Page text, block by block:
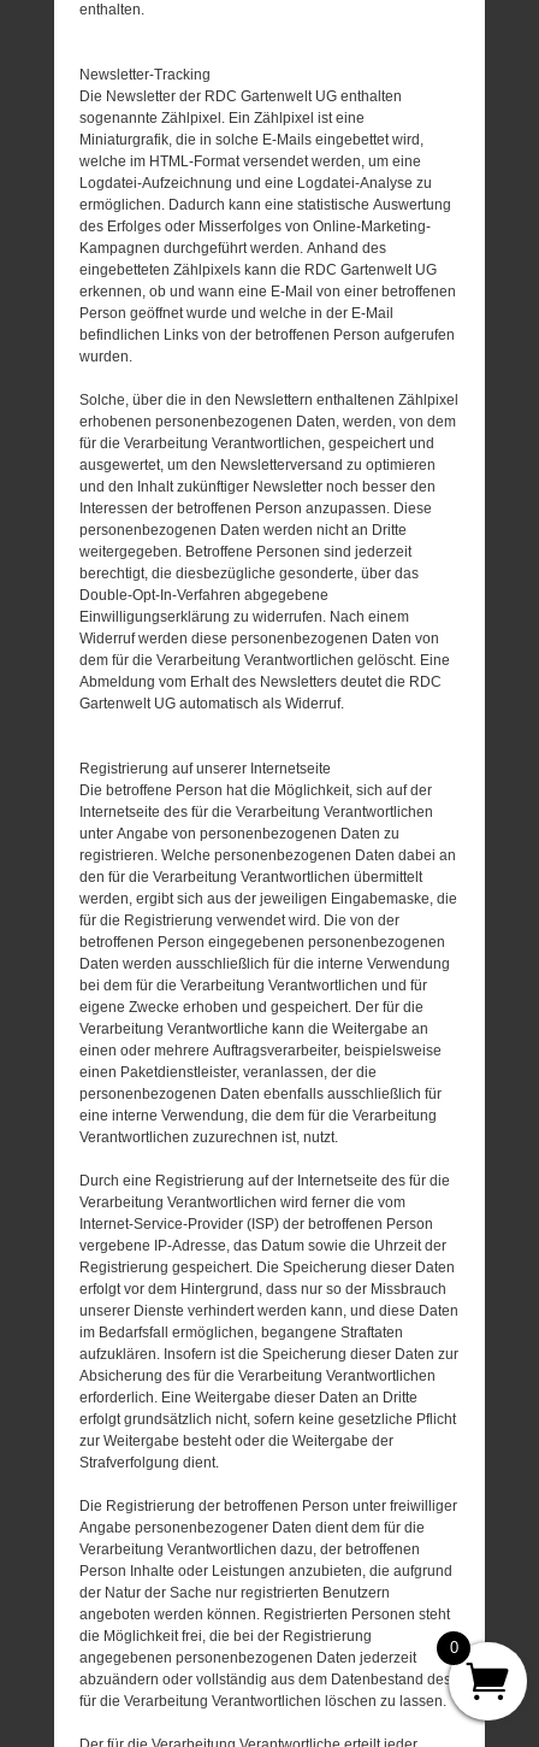
enthalten.
Newsletter-Tracking
Die Newsletter der RDC Gartenwelt UG enthalten
sogenannte Zählpixel. Ein Zählpixel ist eine
Miniaturgrafik, die in solche E-Mails eingebettet wird,
welche im HTML-Format versendet werden, um eine
Logdatei-Aufzeichnung und eine Logdatei-Analyse zu
ermöglichen. Dadurch kann eine statistische Auswertung
des Erfolges oder Misserfolges von Online-Marketing-
Kampagnen durchgeführt werden. Anhand des
eingebetteten Zählpixels kann die RDC Gartenwelt UG
erkennen, ob und wann eine E-Mail von einer betroffenen
Person geöffnet wurde und welche in der E-Mail
befindlichen Links von der betroffenen Person aufgerufen
wurden.
Solche, über die in den Newslettern enthaltenen Zählpixel
erhobenen personenbezogenen Daten, werden, von dem
für die Verarbeitung Verantwortlichen, gespeichert und
ausgewertet, um den Newsletterversand zu optimieren
und den Inhalt zukünftiger Newsletter noch besser den
Interessen der betroffenen Person anzupassen. Diese
personenbezogenen Daten werden nicht an Dritte
weitergegeben. Betroffene Personen sind jederzeit
berechtigt, die diesbezügliche gesonderte, über das
Double-Opt-In-Verfahren abgegebene
Einwilligungserklärung zu widerrufen. Nach einem
Widerruf werden diese personenbezogenen Daten von
dem für die Verarbeitung Verantwortlichen gelöscht. Eine
Abmeldung vom Erhalt des Newsletters deutet die RDC
Gartenwelt UG automatisch als Widerruf.
Registrierung auf unserer Internetseite
Die betroffene Person hat die Möglichkeit, sich auf der
Internetseite des für die Verarbeitung Verantwortlichen
unter Angabe von personenbezogenen Daten zu
registrieren. Welche personenbezogenen Daten dabei an
den für die Verarbeitung Verantwortlichen übermittelt
werden, ergibt sich aus der jeweiligen Eingabemaske, die
für die Registrierung verwendet wird. Die von der
betroffenen Person eingegebenen personenbezogenen
Daten werden ausschließlich für die interne Verwendung
bei dem für die Verarbeitung Verantwortlichen und für
eigene Zwecke erhoben und gespeichert. Der für die
Verarbeitung Verantwortliche kann die Weitergabe an
einen oder mehrere Auftragsverarbeiter, beispielsweise
einen Paketdienstleister, veranlassen, der die
personenbezogenen Daten ebenfalls ausschließlich für
eine interne Verwendung, die dem für die Verarbeitung
Verantwortlichen zuzurechnen ist, nutzt.
Durch eine Registrierung auf der Internetseite des für die
Verarbeitung Verantwortlichen wird ferner die vom
Internet-Service-Provider (ISP) der betroffenen Person
vergebene IP-Adresse, das Datum sowie die Uhrzeit der
Registrierung gespeichert. Die Speicherung dieser Daten
erfolgt vor dem Hintergrund, dass nur so der Missbrauch
unserer Dienste verhindert werden kann, und diese Daten
im Bedarfsfall ermöglichen, begangene Straftaten
aufzuklären. Insofern ist die Speicherung dieser Daten zur
Absicherung des für die Verarbeitung Verantwortlichen
erforderlich. Eine Weitergabe dieser Daten an Dritte
erfolgt grundsätzlich nicht, sofern keine gesetzliche Pflicht
zur Weitergabe besteht oder die Weitergabe der
Strafverfolgung dient.
Die Registrierung der betroffenen Person unter freiwilliger
Angabe personenbezogener Daten dient dem für die
Verarbeitung Verantwortlichen dazu, der betroffenen
Person Inhalte oder Leistungen anzubieten, die aufgrund
der Natur der Sache nur registrierten Benutzern
angeboten werden können. Registrierten Personen steht
die Möglichkeit frei, die bei der Registrierung
angegebenen personenbezogenen Daten jederzeit
abzuändern oder vollständig aus dem Datenbestand des
für die Verarbeitung Verantwortlichen löschen zu lassen.
0